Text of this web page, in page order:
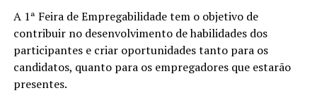
A 1ª Feira de Empregabilidade tem o objetivo de
contribuir no desenvolvimento de habilidades dos
participantes e criar oportunidades tanto para os
candidatos, quanto para os empregadores que estarão
presentes.